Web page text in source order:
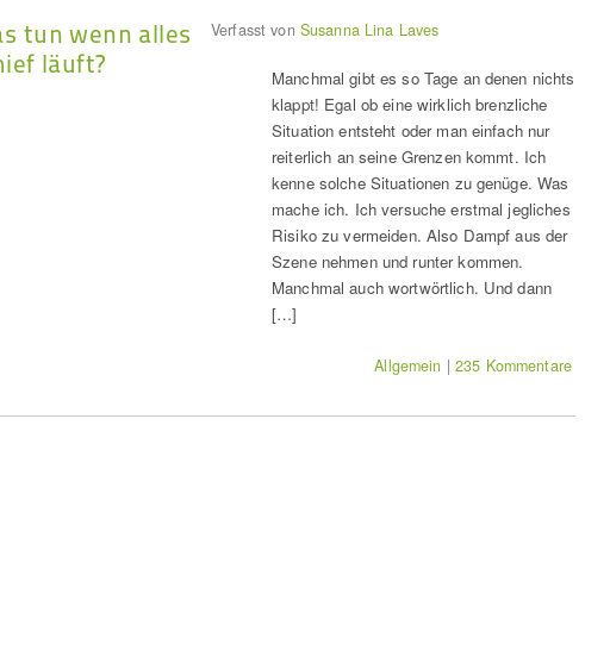
tun wenn alles
läuft?
Verfasst von Susanna Lina Laves
Manchmal gibt es so Tage an denen nichts
klappt! Egal ob eine wirklich brenzliche
Situation entsteht oder man einfach nur
reiterlich an seine Grenzen kommt. Ich
kenne solche Situationen zu genüge. Was
mache ich. Ich versuche erstmal jegliches
Risiko zu vermeiden. Also Dampf aus der
Szene nehmen und runter kommen.
Manchmal auch wortwörtlich. Und dann
[…]
Allgemein |235 Kommentare